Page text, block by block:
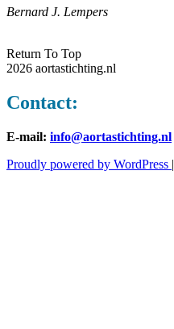
Bernard J. Lempers
Return To Top
2026 aortastichting.nl
Contact:
E-mail: info@aortastichting.nl
Proudly powered by WordPress |